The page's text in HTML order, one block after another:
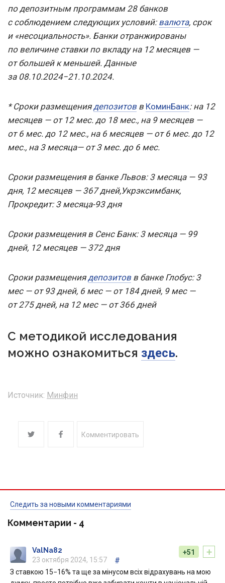
по депозитным программам 28 банков
с соблюдением следующих условий: валюта, срок
и «несоциальность». Банки отранжированы
по величине ставки по вкладу на 12 месяцев —
от большей к меньшей. Данные
за 08.10.2024−21.10.2024.
* Сроки размещениядепозитовв КоминБанк: на 12
месяцев — от 12 мес. до 18 мес., на 9 месяцев —
от 6 мес. до 12 мес., на 6 месяцев — от 6 мес. до 12
мес., на 3 месяца— от 3 мес. до 6 мес.
Сроки размещения в банке Львов: 3 месяца — 93
дня, 12 месяцев — 367 дней,Укрэксимбанк,
Прокредит: 3 месяца-93 дня
Сроки размещения в Сенс Банк: 3 месяца — 99
дней, 12 месяцев — 372 дня
Сроки размещениядепозитовв банке Глобус: 3
мес — от 93 дней, 6 мес — от 184 дней, 9 мес —
от 275 дней, на 12 мес — от 366 дней
С методикой исследования
можно ознакомиться здесь.
Источник: Минфин
Комментировать
Следить за новыми комментариями
Комментарии - 4
+
+51
ValNa82
23 октября 2024, 15:57
#
З ставкою 15−16% та ще за мінусом всіх відрахувань на мою